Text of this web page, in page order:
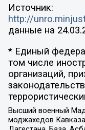
Источник:
http://
данные на
* Единый
том числе
организаций,
Высший военный
моджахедов